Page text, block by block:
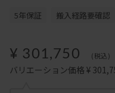
5年保証 搬入経路要確認
¥ 301,750 (税込)
バリエーション価格 ¥